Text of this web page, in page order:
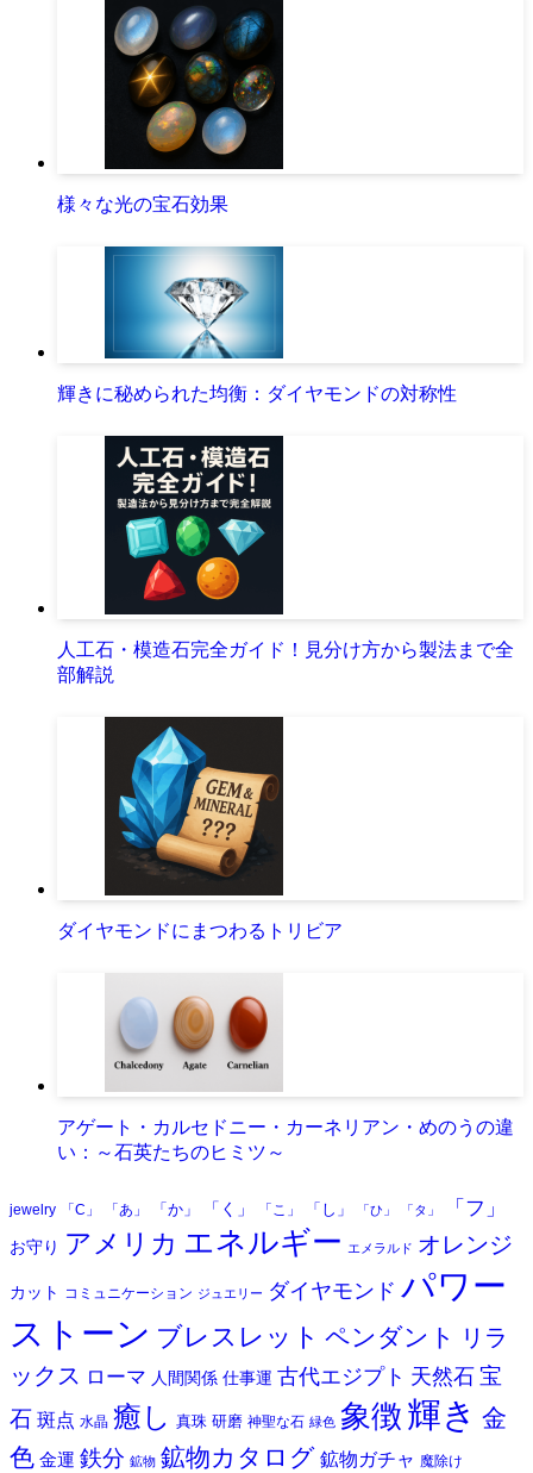
様々な光の宝石効果
輝きに秘められた均衡：ダイヤモンドの対称性
人工石・模造石完全ガイド！見分け方から製法まで全
部解説
ダイヤモンドにまつわるトリビア
アゲート・カルセドニー・カーネリアン・めのうの違
い：～石英たちのヒミツ～
jewelry 「C」 「あ」 「か」 「く」 「こ」 「し」 「ひ」 「タ」 「フ」
お守り アメリカ エネルギー エメラルド オレンジ
カット コミュニケーション ジュエリー ダイヤモンド パワー
ストーン ブレスレット ペンダント
リラ
ックス ローマ 人間関係 仕事運 古代エジプト 天然石 宝
石 斑点 水晶 癒し 真珠 研磨 神聖な石 緑色 象徴 輝き 金
色 金運 鉄分 鉱物 鉱物カタログ 鉱物ガチャ 魔除け